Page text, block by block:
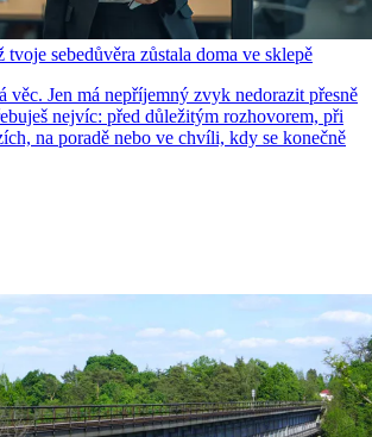
tvoje sebedůvěra zůstala doma ve sklepě
věc. Jen má nepříjemný zvyk nedorazit přesně
nejvíc: před důležitým rozhovorem, při
na poradě nebo ve chvíli, kdy se konečně